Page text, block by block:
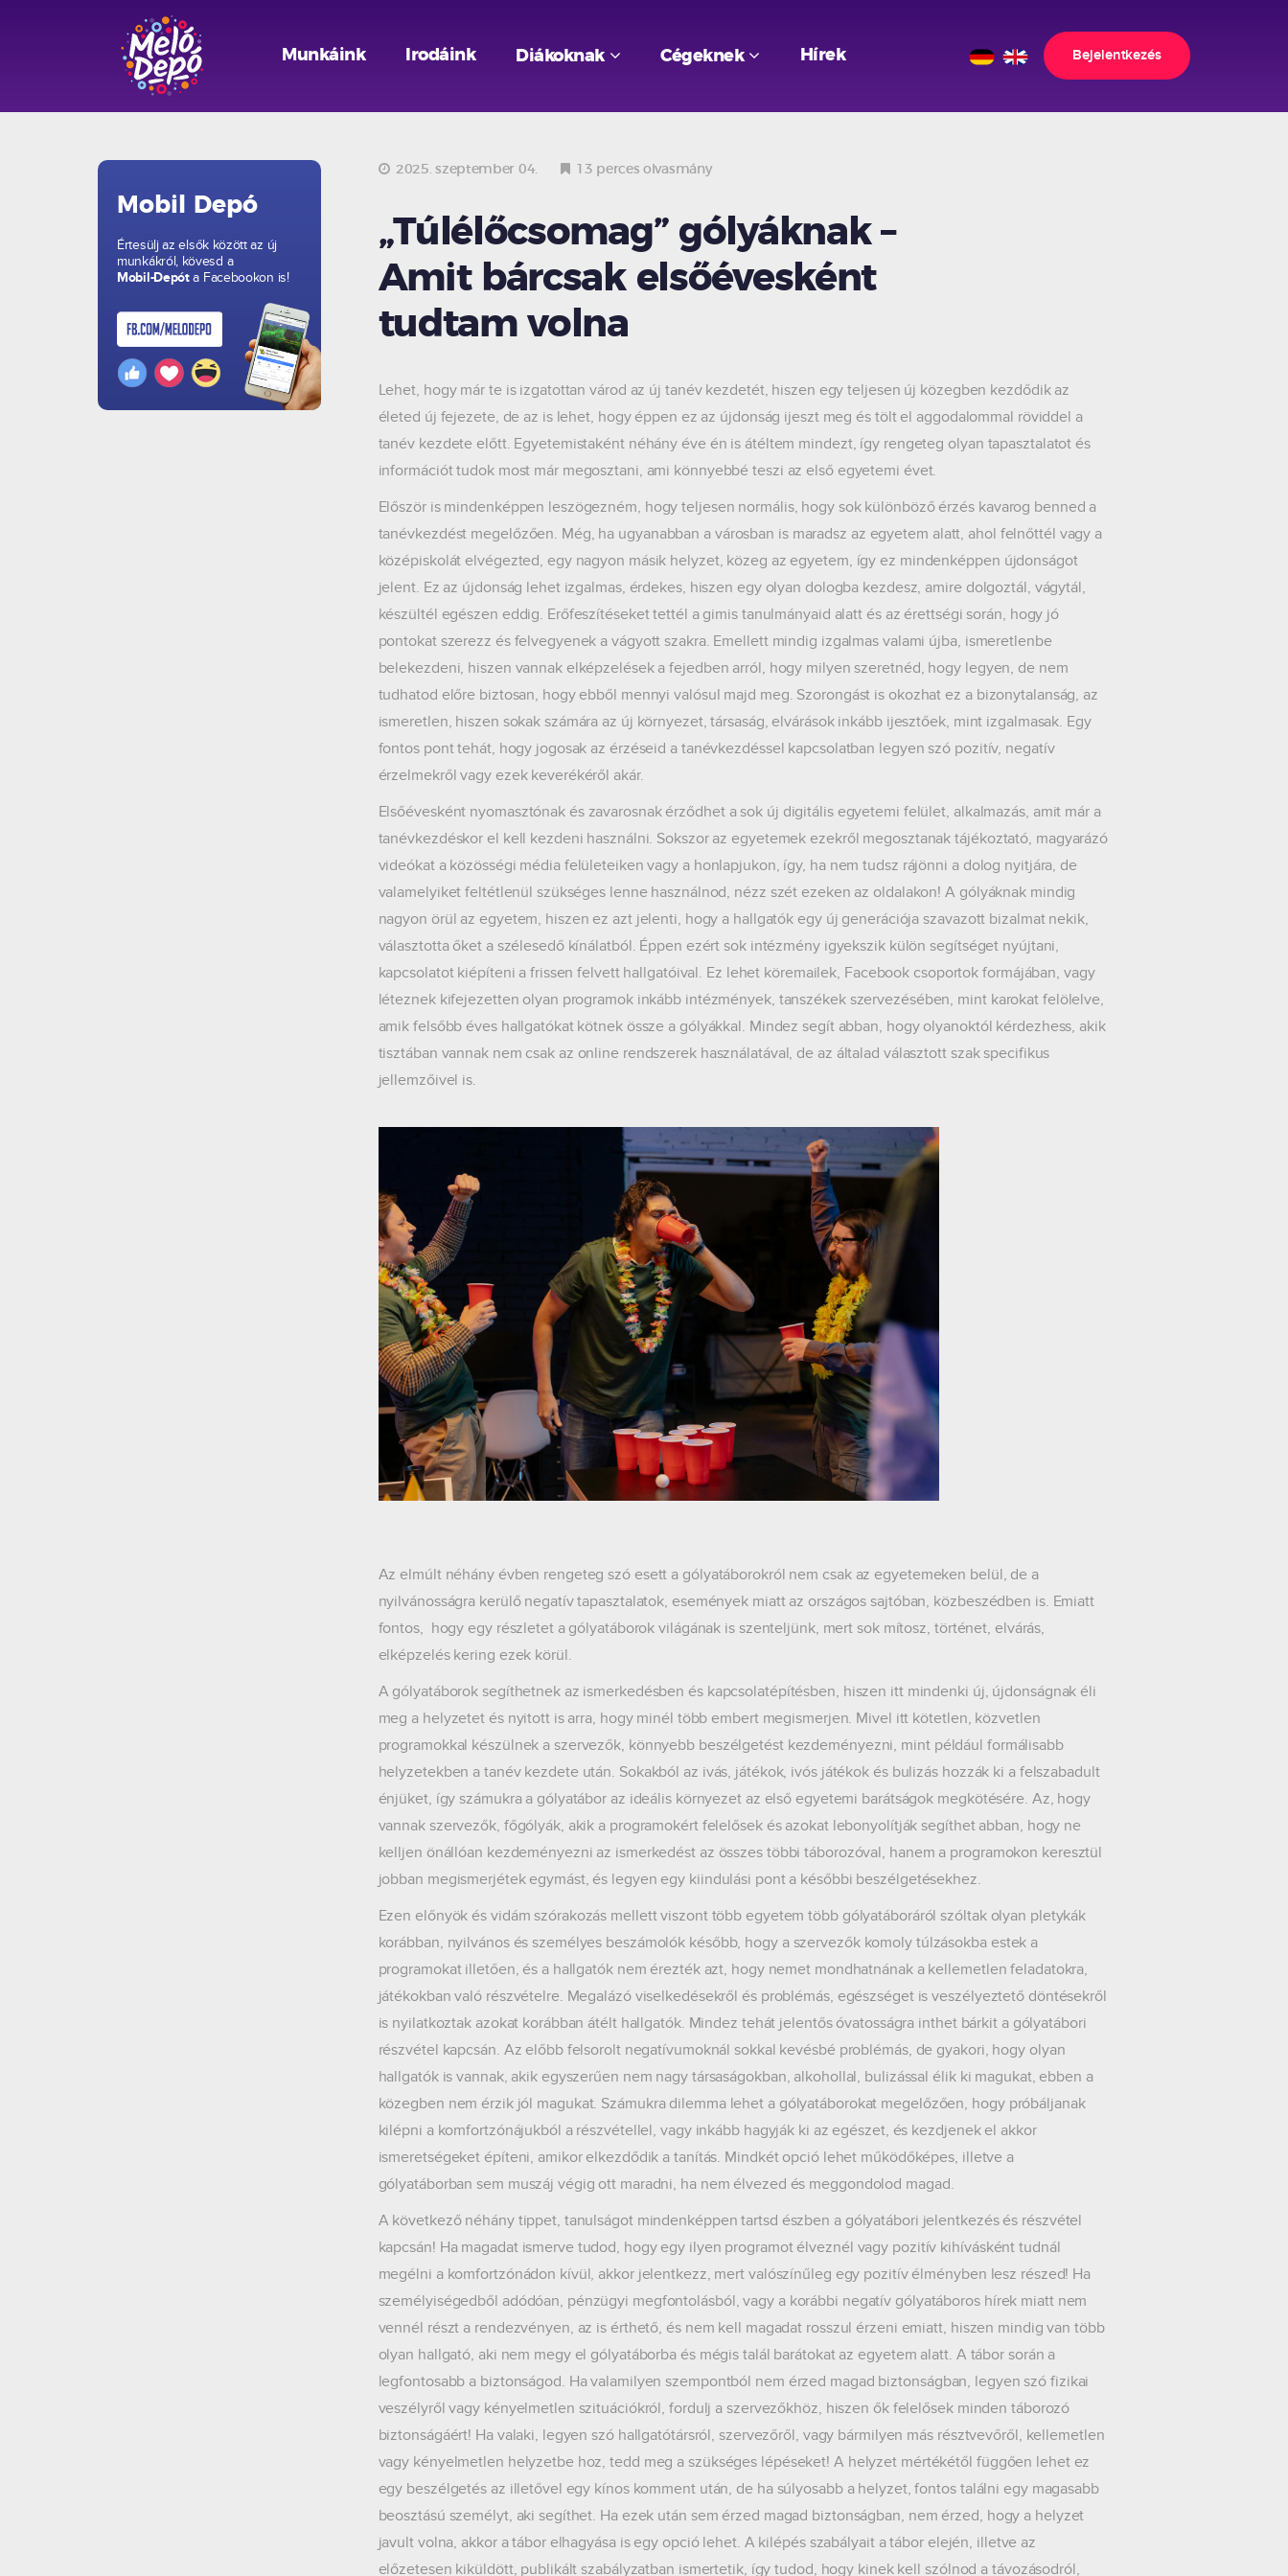
Munkáink Irodáink Diákoknak Cégeknek Hírek Bejelentkezés
Mobil Depó
Értesülj az elsők között az új
munkákról, kövesd a
Mobil-Depóta Facebookon is!
2025. szeptember 04. 13 perces olvasmány
„Túlélőcsomag” gólyáknak –
Amit bárcsak elsőévesként
tudtam volna
Lehet, hogy már te is izgatottan várod az új tanév kezdetét, hiszen egy teljesen új közegben kezdődik az
életed új fejezete, de az is lehet, hogy éppen ez az újdonság ijeszt meg és tölt el aggodalommal röviddel a
tanév kezdete előtt. Egyetemistaként néhány éve én is átéltem mindezt, így rengeteg olyan tapasztalatot és
információt tudok most már megosztani, ami könnyebbé teszi az első egyetemi évet.
Először is mindenképpen leszögezném, hogy teljesen normális, hogy sok különböző érzés kavarog benned a
tanévkezdést megelőzően. Még, ha ugyanabban a városban is maradsz az egyetem alatt, ahol felnőttél vagy a
középiskolát elvégezted, egy nagyon másik helyzet, közeg az egyetem, így ez mindenképpen újdonságot
jelent. Ez az újdonság lehet izgalmas, érdekes, hiszen egy olyan dologba kezdesz, amire dolgoztál, vágytál,
készültél egészen eddig. Erőfeszítéseket tettél a gimis tanulmányaid alatt és az érettségi során, hogy jó
pontokat szerezz és felvegyenek a vágyott szakra. Emellett mindig izgalmas valami újba, ismeretlenbe
belekezdeni, hiszen vannak elképzelések a fejedben arról, hogy milyen szeretnéd, hogy legyen, de nem
tudhatod előre biztosan, hogy ebből mennyi valósul majd meg. Szorongást is okozhat ez a bizonytalanság, az
ismeretlen, hiszen sokak számára az új környezet, társaság, elvárások inkább ijesztőek, mint izgalmasak. Egy
fontos pont tehát, hogy jogosak az érzéseid a tanévkezdéssel kapcsolatban legyen szó pozitív, negatív
érzelmekről vagy ezek keverékéről akár.
Elsőévesként nyomasztónak és zavarosnak érződhet a sok új digitális egyetemi felület, alkalmazás, amit már a
tanévkezdéskor el kell kezdeni használni. Sokszor az egyetemek ezekről megosztanak tájékoztató, magyarázó
videókat a közösségi média felületeiken vagy a honlapjukon, így, ha nem tudsz rájönni a dolog nyitjára, de
valamelyiket feltétlenül szükséges lenne használnod, nézz szét ezeken az oldalakon! A gólyáknak mindig
nagyon örül az egyetem, hiszen ez azt jelenti, hogy a hallgatók egy új generációja szavazott bizalmat nekik,
választotta őket a szélesedő kínálatból. Éppen ezért sok intézmény igyekszik külön segítséget nyújtani,
kapcsolatot kiépíteni a frissen felvett hallgatóival. Ez lehet köremailek, Facebook csoportok formájában, vagy
léteznek kifejezetten olyan programok inkább intézmények, tanszékek szervezésében, mint karokat felölelve,
amik felsőbb éves hallgatókat kötnek össze a gólyákkal. Mindez segít abban, hogy olyanoktól kérdezhess, akik
tisztában vannak nem csak az online rendszerek használatával, de az általad választott szak specifikus
jellemzőivel is.
Az elmúlt néhány évben rengeteg szó esett a gólyatáborokról nem csak az egyetemeken belül, de a
nyilvánosságra kerülő negatív tapasztalatok, események miatt az országos sajtóban, közbeszédben is. Emiatt
fontos, hogy egy részletet a gólyatáborok világának is szenteljünk, mert sok mítosz, történet, elvárás,
elképzelés kering ezek körül.
A gólyatáborok segíthetnek az ismerkedésben és kapcsolatépítésben, hiszen itt mindenki új, újdonságnak éli
meg a helyzetet és nyitott is arra, hogy minél több embert megismerjen. Mivel itt kötetlen, közvetlen
programokkal készülnek a szervezők, könnyebb beszélgetést kezdeményezni, mint például formálisabb
helyzetekben a tanév kezdete után. Sokakból az ivás, játékok, ivós játékok és bulizás hozzák ki a felszabadult
énjüket, így számukra a gólyatábor az ideális környezet az első egyetemi barátságok megkötésére. Az, hogy
vannak szervezők, főgólyák, akik a programokért felelősek és azokat lebonyolítják segíthet abban, hogy ne
kelljen önállóan kezdeményezni az ismerkedést az összes többi táborozóval, hanem a programokon keresztül
jobban megismerjétek egymást, és legyen egy kiindulási pont a későbbi beszélgetésekhez.
Ezen előnyök és vidám szórakozás mellett viszont több egyetem több gólyatáboráról szóltak olyan pletykák
korábban, nyilvános és személyes beszámolók később, hogy a szervezők komoly túlzásokba estek a
programokat illetően, és a hallgatók nem érezték azt, hogy nemet mondhatnának a kellemetlen feladatokra,
játékokban való részvételre. Megalázó viselkedésekről és problémás, egészséget is veszélyeztető döntésekről
is nyilatkoztak azokat korábban átélt hallgatók. Mindez tehát jelentős óvatosságra inthet bárkit a gólyatábori
részvétel kapcsán. Az előbb felsorolt negatívumoknál sokkal kevésbé problémás, de gyakori, hogy olyan
hallgatók is vannak, akik egyszerűen nem nagy társaságokban, alkohollal, bulizással élik ki magukat, ebben a
közegben nem érzik jól magukat. Számukra dilemma lehet a gólyatáborokat megelőzően, hogy próbáljanak
kilépni a komfortzónájukból a részvétellel, vagy inkább hagyják ki az egészet, és kezdjenek el akkor
ismeretségeket építeni, amikor elkezdődik a tanítás. Mindkét opció lehet működőképes, illetve a
gólyatáborban sem muszáj végig ott maradni, ha nem élvezed és meggondolod magad.
A következő néhány tippet, tanulságot mindenképpen tartsd észben a gólyatábori jelentkezés és részvétel
kapcsán! Ha magadat ismerve tudod, hogy egy ilyen programot élveznél vagy pozitív kihívásként tudnál
megélni a komfortzónádon kívül, akkor jelentkezz, mert valószínűleg egy pozitív élményben lesz részed! Ha
személyiségedből adódóan, pénzügyi megfontolásból, vagy a korábbi negatív gólyatáboros hírek miatt nem
vennél részt a rendezvényen, az is érthető, és nem kell magadat rosszul érzeni emiatt, hiszen mindig van több
olyan hallgató, aki nem megy el gólyatáborba és mégis talál barátokat az egyetem alatt. A tábor során a
legfontosabb a biztonságod. Ha valamilyen szempontból nem érzed magad biztonságban, legyen szó fizikai
veszélyről vagy kényelmetlen szituációkról, fordulj a szervezőkhöz, hiszen ők felelősek minden táborozó
biztonságáért! Ha valaki, legyen szó hallgatótársról, szervezőről, vagy bármilyen más résztvevőről, kellemetlen
vagy kényelmetlen helyzetbe hoz, tedd meg a szükséges lépéseket! A helyzet mértékétől függően lehet ez
egy beszélgetés az illetővel egy kínos komment után, de ha súlyosabb a helyzet, fontos találni egy magasabb
beosztású személyt, aki segíthet. Ha ezek után sem érzed magad biztonságban, nem érzed, hogy a helyzet
javult volna, akkor a tábor elhagyása is egy opció lehet. A kilépés szabályait a tábor elején, illetve az
előzetesen kiküldött, publikált szabályzatban ismertetik, így tudod, hogy kinek kell szólnod a távozásodról,